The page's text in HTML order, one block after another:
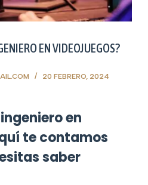
EN VIDEOJUEGOS?
20 FEBRERO, 2024
en
te contamos
saber